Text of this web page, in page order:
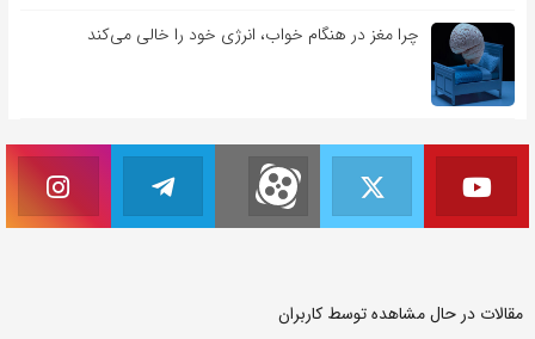
چرا مغز در هنگام خواب، انرژی خود را خالی می‌کند
مقالات در حال مشاهده توسط کاربران